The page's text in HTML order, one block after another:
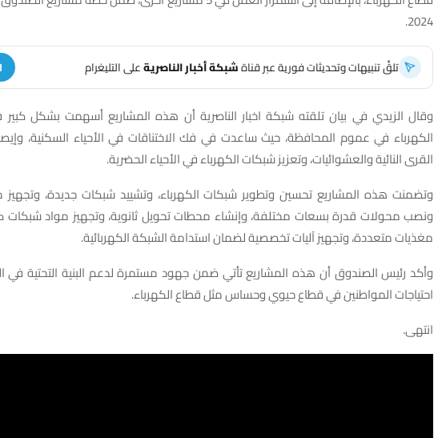
2024.
تلقَّ تنبيهات وتحديثات فورية عبر قناةشبكة أخبار الناصريةعلى التليغرام
وقال الزيدي في بيان تلقته شبكة اخبار الناصرية أن هذه المشاريع أسهمت بشكل
الكهرباء في عموم المحافظة، حيث ساعدت في فك الاختناقات في الأحياء السكنية،
القرى النائية والعشوائيات، وتعزيز شبكات الكهرباء في الأحياء الحضرية.
وتضمنت هذه المشاريع تحسين وتطوير شبكات الكهرباء، وتشييد شبكات جديدة،
ونصب محولات قدرة بسعات مختلفة، وإنشاء محطات تحويل ثانوية، وتجهيز مواد شبكات
مغذيات متعددة، وتجهيز آليات تخصصية لضمان استدامة الشبكة الكهربائية.
وأكد رئيس الصندوق أن هذه المشاريع تأتي ضمن جهود مستمرة لدعم البنية التحتية في
احتياجات المواطنين في قطاع حيوي وحساس مثل قطاع الكهرباء.
انتهى.